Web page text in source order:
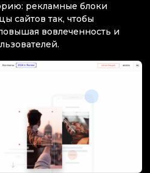
рекламные блоки
сайтов так, чтобы
вовлеченность и